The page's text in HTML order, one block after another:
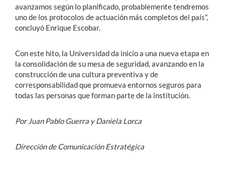
avanzamos según lo planificado, probablemente tendremos
uno de los protocolos de actuación más completos del país”,
concluyó Enrique Escobar.
Con este hito, la Universidad da inicio a una nueva etapa en
la consolidación de su mesa de seguridad, avanzando en la
construcción de una cultura preventiva y de
corresponsabilidad que promueva entornos seguros para
todas las personas que forman parte de la institución.
Por Juan Pablo Guerra y Daniela Lorca
Dirección de Comunicación Estratégica